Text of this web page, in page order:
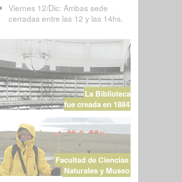
Viernes 12/Dic: Ambas sede
cerradas entre las 12 y las 14hs.
La Biblioteca
fue creada en 1884
Facultad de Ciencias
Naturales y Museo